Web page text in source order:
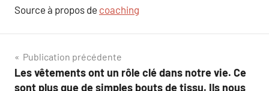
Source à propos de coaching
Navigation
de
Publication précédente
Les vêtements ont un rôle clé dans notre vie. Ce
sont plus que de simples bouts de tissu. Ils nous